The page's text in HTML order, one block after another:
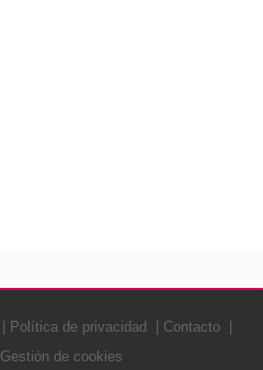
Política de privacidad
Contacto
Gestión de cookies